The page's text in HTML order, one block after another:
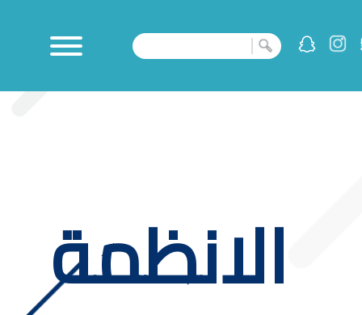
الانظمة